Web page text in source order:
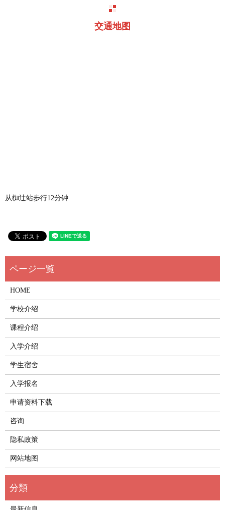
交通地图
从椥辻站步行12分钟
HOME
学校介绍
课程介绍
入学介绍
学生宿舍
入学报名
申请资料下载
咨询
隐私政策
网站地图